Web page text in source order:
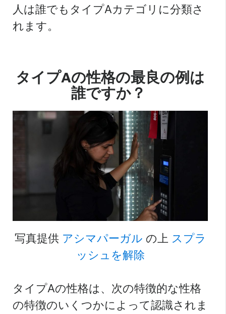
人は誰でもタイプAカテゴリに分類さ
れます。
タイプAの性格の最良の例は
誰ですか？
写真提供 アシマパーガル の上 スプラ
ッシュを解除
タイプAの性格は、次の特徴的な性格
の特徴のいくつかによって認識されま